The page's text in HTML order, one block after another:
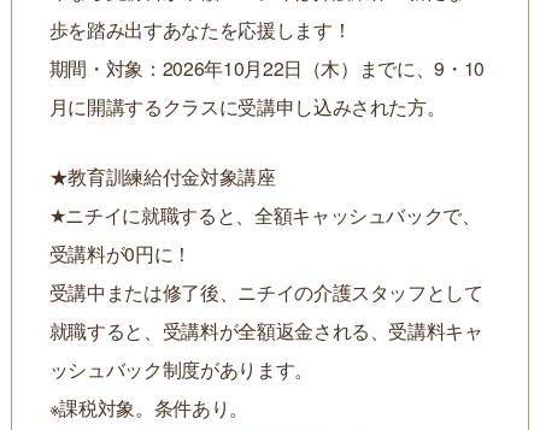
歩を踏み出すあなたを応援します！
期間・対象：2026年10月22日（木）までに、9・10
月に開講するクラスに受講申し込みされた方。
★教育訓練給付金対象講座
★ニチイに就職すると、全額キャッシュバックで、
受講料が0円に！
受講中または修了後、ニチイの介護スタッフとして
就職すると、受講料が全額返金される、受講料キャ
ッシュバック制度があります。
※課税対象。条件あり。